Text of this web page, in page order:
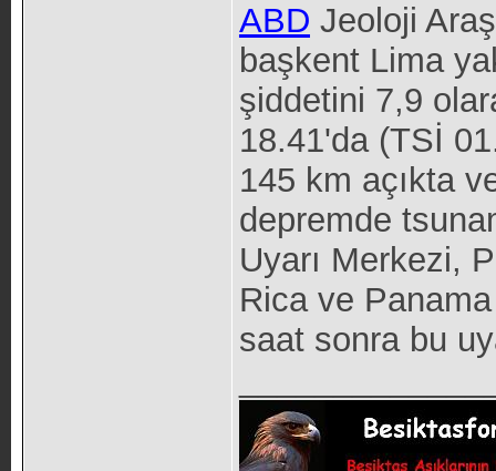
ABD Jeoloji
başkent Lima
şiddetini 7,9
18.41'da (TSİ
145 km açıkta
depremde
Uyarı Merkezi,
Rica ve
saat sonra bu